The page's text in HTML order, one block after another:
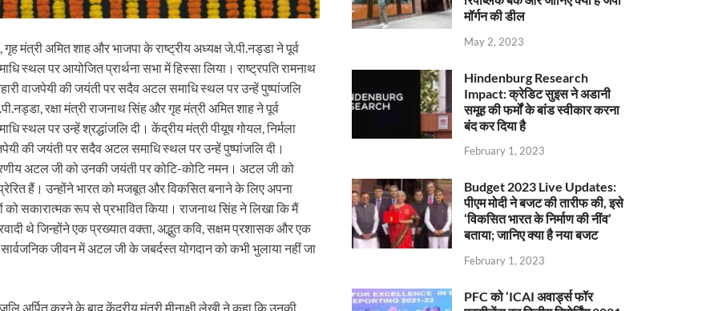
गृह मंत्री अमित शाह और भाजपा के राष्ट्रीय अध्यक्ष जे.पी.नड्डा ने पूर्व
स्थल पर आयोजित प्रार्थना सभा में हिस्सा लिया। राष्ट्रपति रामनाथ
वाजपेयी की जयंती पर सदैव अटल समाधि स्थल पर उन्हें पुष्पांजलि
रक्षा मंत्री राजनाथ सिंह और गृह मंत्री अमित शाह ने पूर्व
स्थल पर उन्हें श्रद्धांजलि दी। केंद्रीय मंत्री पीयूष गोयल, निर्मला
की जयंती पर सदैव अटल समाधि स्थल पर उन्हें पुष्पांजलि दी।
अटल जी को उनकी जयंती पर कोटि-कोटि नमन। अटल जी को
हैं। उन्होंने भारत को मजबूत और विकसित बनाने के लिए अपना
को सकारात्मक रूप से प्रभावित किया। राजनाथ सिंह ने लिखा कि मैं
थे जिन्होंने एक प्रख्यात वक्ता, अद्भुत कवि, सक्षम प्रशासक और एक
जीवन में अटल जी के जबर्दस्त योगदान को कभी भुलाया नहीं जा
अर्पित करने के बाद केंद्रीय मंत्री मीनाक्षी लेखी ने कहा कि उनकी
मॉर्गन की डील
May 2, 2023
Hindenburg Research
Impact: क्रेडिट सुइस ने अडानी
समूह की फर्मों के बांड स्वीकार करना
बंद कर दिया है
February 1, 2023
Budget 2023 Live Updates:
पीएम मोदी ने बजट की तारीफ की, इसे
‘विकसित भारत के निर्माण की नींव’
बताया; जानिए क्या है नया बजट
February 1, 2023
PFC को ‘ICAI अवार्ड्स फॉर